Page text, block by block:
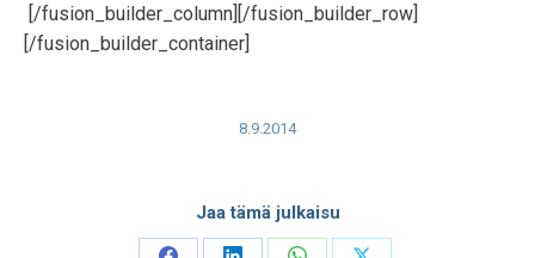
[/fusion_builder_column][/fusion_builder_row]
[/fusion_builder_container]
8.9.2014
Jaa tämä julkaisu